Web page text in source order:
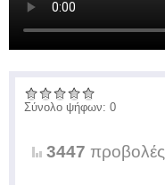
Σύνολο ψήφων: 0
3447 προβολές